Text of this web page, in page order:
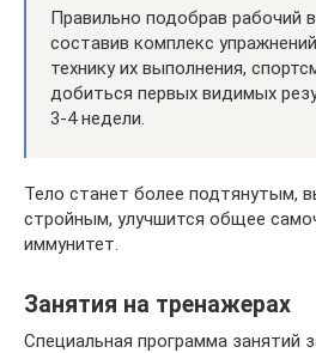
Правильно подобрав рабочий
составив комплекс
технику их выполнения,
добиться первых видимых
3-4 недели.
Тело станет более подтянутым,
стройным, улучшится общее
иммунитет.
Занятия на тренажерах
Специальная программа занятий